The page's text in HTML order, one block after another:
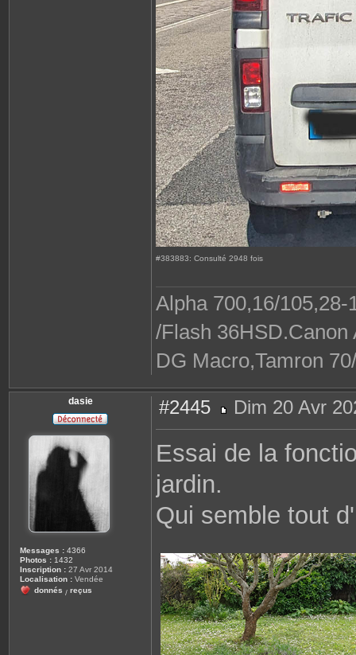
#383883: Consulté 2948 fois
Alpha 700,16/
/Flash 36HSD.Canon
DG Macro,Tamron
dasie
Messages : 4366
Photos : 1432
Inscription : 27 Avr 2014
Localisation : Vendée
donnés / reçus
#2445
e
s
Dim 20 Avr
Essai de la
jardin.
Qui semble tout